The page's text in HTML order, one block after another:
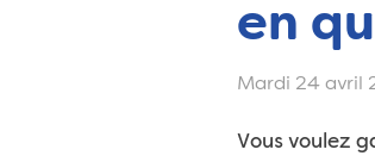
en
Mardi 24 avril
Vous voulez